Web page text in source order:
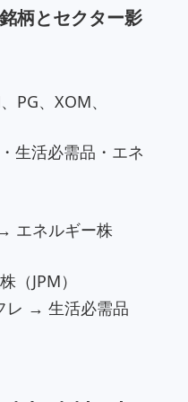
柄とセクター影
PG、XOM、
生活必需品・エネ
エネルギー株
JPM）
レ → 生活必需品